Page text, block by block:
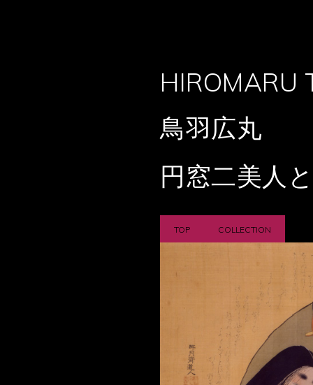
HIROMARU
鳥羽広丸
円窓二美人
TOP COLLECTION